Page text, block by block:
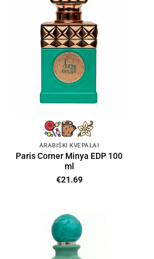
ARABIŠKI KVEPALAI
Paris Corner Minya EDP 100
ml
€21.69